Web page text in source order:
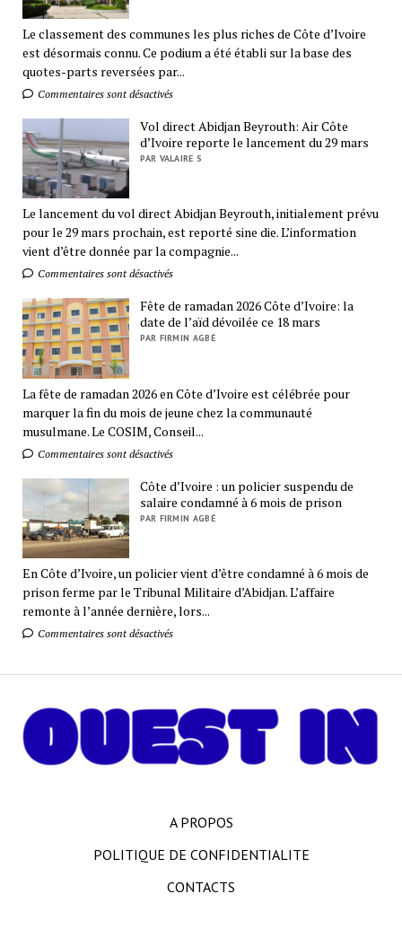
Le classement des communes les plus riches de Côte d’Ivoire
est désormais connu. Ce podium a été établi sur la base des
quotes-parts reversées par...
Commentaires sont désactivés
Vol direct Abidjan Beyrouth: Air Côte
d’Ivoire reporte le lancement du 29 mars
PAR VALAIRE S
Le lancement du vol direct Abidjan Beyrouth, initialement prévu
pour le 29 mars prochain, est reporté sine die. L’information
vient d’être donnée par la compagnie...
Commentaires sont désactivés
Fête de ramadan 2026 Côte d’Ivoire: la
date de l’aïd dévoilée ce 18 mars
PAR FIRMIN AGBÉ
La fête de ramadan 2026 en Côte d’Ivoire est célébrée pour
marquer la fin du mois de jeune chez la communauté
musulmane. Le COSIM, Conseil...
Commentaires sont désactivés
Côte d’Ivoire : un policier suspendu de
salaire condamné à 6 mois de prison
PAR FIRMIN AGBÉ
En Côte d’Ivoire, un policier vient d’être condamné à 6 mois de
prison ferme par le Tribunal Militaire d’Abidjan. L’affaire
remonte à l’année dernière, lors...
Commentaires sont désactivés
A PROPOS
POLITIQUE DE CONFIDENTIALITE
CONTACTS